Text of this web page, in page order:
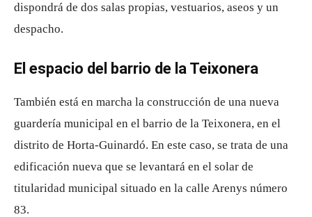
dispondrá de dos salas propias, vestuarios, aseos y un
despacho.
El espacio del barrio de la Teixonera
También está en marcha la construcción de una nueva
guardería municipal en el barrio de la Teixonera, en el
distrito de Horta-Guinardó. En este caso, se trata de una
edificación nueva que se levantará en el solar de
titularidad municipal situado en la calle Arenys número
83.